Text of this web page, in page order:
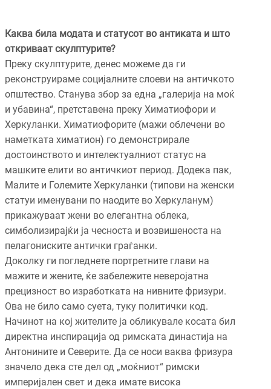
Каква била модата и статусот во антиката и што
откриваат скулптурите?
Преку скулптурите, денес можеме да ги
реконструираме социјалните слоеви на античкото
општество. Станува збор за една „галерија на моќ
и убавина“, претставена преку Химатиофори и
Херкуланки. Химатиофорите (мажи облечени во
наметката химатион) го демонстрирале
достоинството и интелектуалниот статус на
машките елити во античкиот период. Додека пак,
Малите и Големите Херкуланки (типови на женски
статуи именувани по наодите во Херкуланум)
прикажуваат жени во елегантна облека,
симболизирајќи ја чесноста и возвишеноста на
пелагониските антички граѓанки.
Доколку ги погледнете портретните глави на
мажите и жените, ќе забележите неверојатна
прецизност во изработката на нивните фризури.
Ова не било само суета, туку политички код.
Начинот на кој жителите ја обликувале косата бил
директна инспирација од римската династија на
Антонините и Северите. Да се носи ваква фризура
значело дека сте дел од „моќниот“ римски
империјален свет и дека имате висока